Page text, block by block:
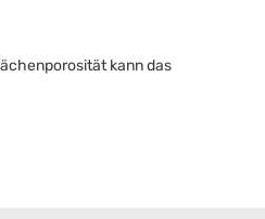
kann das